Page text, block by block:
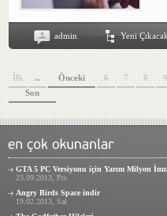
admin Yeni
İlk ... Önceki 6 7 8
Son
GTA 5 PC Versiyonu için Yarım Milyon
23.09.2013, Pts
Angry Birds Space indir
19.02.2013, Sal